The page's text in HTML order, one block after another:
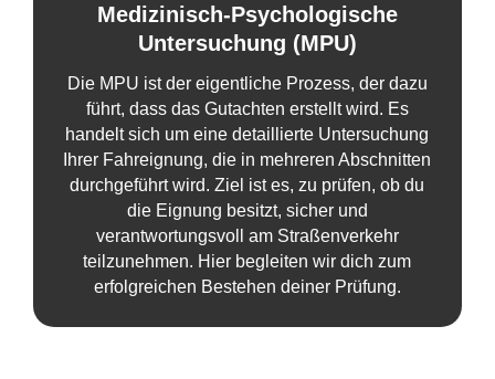
Medizinisch-Psychologische
Untersuchung (MPU)
Die MPU ist der eigentliche Prozess, der dazu
führt, dass das Gutachten erstellt wird. Es
handelt sich um eine detaillierte Untersuchung
Ihrer Fahreignung, die in mehreren Abschnitten
durchgeführt wird. Ziel ist es, zu prüfen, ob du
die Eignung besitzt, sicher und
verantwortungsvoll am Straßenverkehr
teilzunehmen. Hier begleiten wir dich zum
erfolgreichen Bestehen deiner Prüfung.